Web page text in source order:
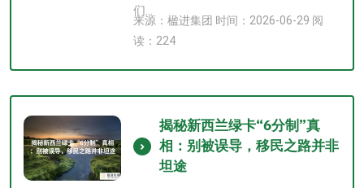
们...
来源：楹进集团 时间：2026-06-29 阅
读：224
揭秘新西兰绿卡“6分制”真
相：别被误导，移民之路并非
坦途